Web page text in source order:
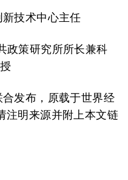
技术中心主任
政策研究所所长兼科
合发布，原载于世界经
注明来源并附上本文链